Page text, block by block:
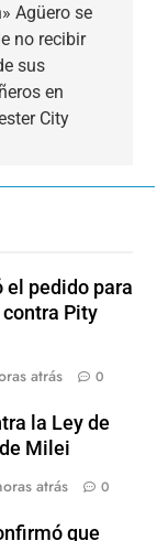
Agüero se
no recibir
sus
en
City
el pedido para
Pity
atrás 0
la Ley de
Milei
atrás 0
que